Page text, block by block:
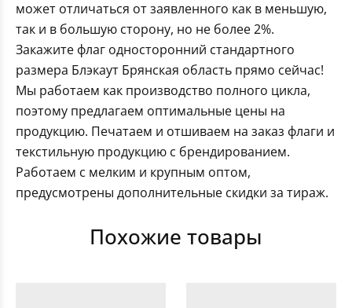
может отличаться от заявленного как в меньшую,
так и в большую сторону, но не более 2%.
Закажите флаг односторонний стандартного
размера Блэкаут Брянская область прямо сейчас!
Мы работаем как производство полного цикла,
поэтому предлагаем оптимальные цены на
продукцию. Печатаем и отшиваем на заказ флаги и
текстильную продукцию с брендированием.
Работаем с мелким и крупным оптом,
предусмотрены дополнительные скидки за тираж.
Похожие товары